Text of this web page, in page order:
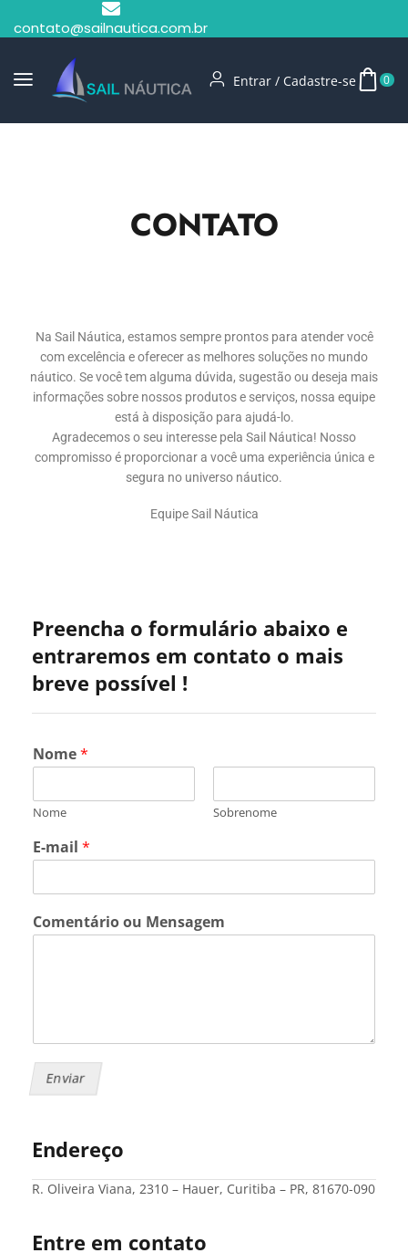
contato@sailnautica.com.br
Entrar / Cadastre-se 0
CONTATO
Na Sail Náutica, estamos sempre prontos para atender você
com excelência e oferecer as melhores soluções no mundo
náutico. Se você tem alguma dúvida, sugestão ou deseja mais
informações sobre nossos produtos e serviços, nossa equipe
está à disposição para ajudá-lo.
Agradecemos o seu interesse pela Sail Náutica! Nosso
compromisso é proporcionar a você uma experiência única e
segura no universo náutico.
Equipe Sail Náutica
Preencha o formulário abaixo e
entraremos em contato o mais
breve possível !
Nome*
Nome Sobrenome
E-mail *
Comentário ou Mensagem
Enviar
Endereço
R. Oliveira Viana, 2310 – Hauer, Curitiba – PR, 81670-090
Entre em contato